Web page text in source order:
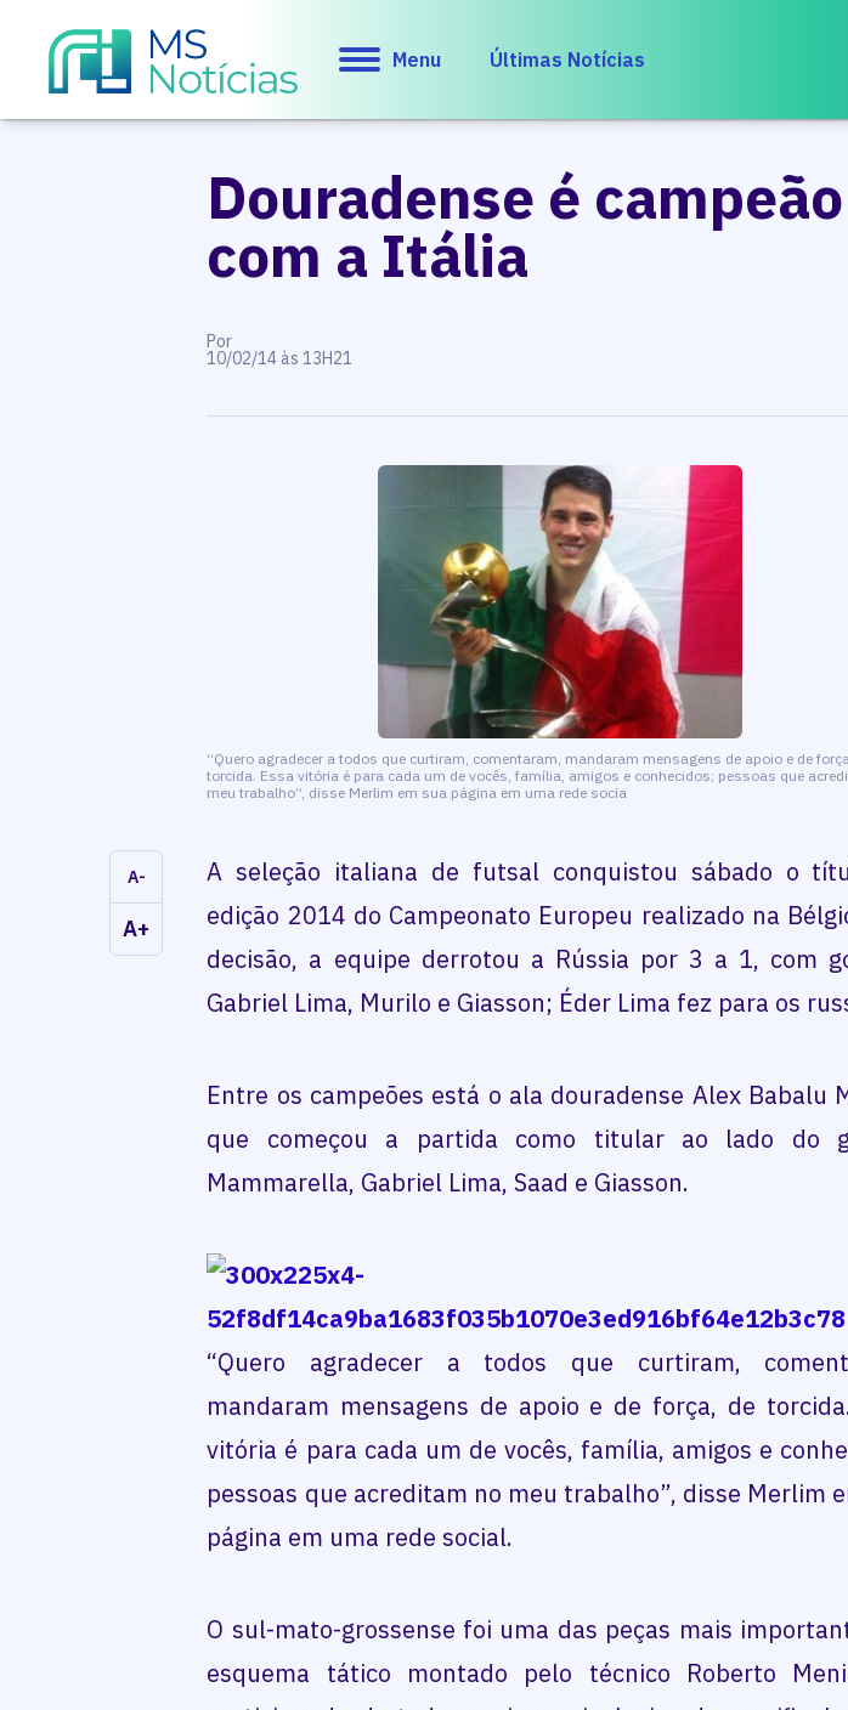
Menu Últimas Notícias
Douradense é
com a Itália
Por
10/02/14 às 13H21
“Quero agradecer a todos que curtiram, comentaram, mandaram mensagens de apoio e de
torcida. Essa vitória é para cada um de vocês, família, amigos e conhecidos; pessoas que
meu trabalho”, disse Merlim em sua página em uma rede socia
A-
A+
A seleção italiana de futsal conquistou sábado o
edição 2014 do Campeonato Europeu realizado na
decisão, a equipe derrotou a Rússia por 3 a 1, com
Gabriel Lima, Murilo e Giasson; Éder Lima fez para os
Entre os campeões está o ala douradense Alex Babalu
que começou a partida como titular ao lado do
Mammarella, Gabriel Lima, Saad e Giasson.
“Quero agradecer a todos que curtiram,
mandaram mensagens de apoio e de força, de
vitória é para cada um de vocês, família, amigos e
pessoas que acreditam no meu trabalho”, disse Merlim
página em uma rede social.
O sul-mato-grossense foi uma das peças mais
esquema tático montado pelo técnico Roberto